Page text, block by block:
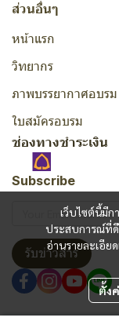
เว็บไซต์นี้มีก
ประสบการณ์ที่ดี
อ่านรายละเอีย
ตั้ง
ส่วนอื่นๆ
หน้าแรก
วิทยากร
ภาพบรรยากาศอบรม
ใบสมัครอบรม
ช่องทางชำระเงิน
Subscribe
รับข่าวสาร